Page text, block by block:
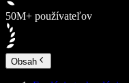
50M+ používateľov
Obsah